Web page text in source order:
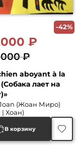
-42%
aboyant à la
лает на
(Жоан Миро)
| Хоан)
₽
₽.
₽
₽.
В корзину